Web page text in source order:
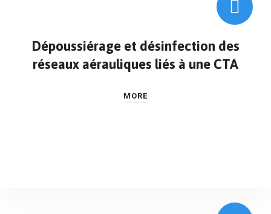
Dépoussiérage et désinfection des
réseaux aérauliques liés à une CTA
MORE